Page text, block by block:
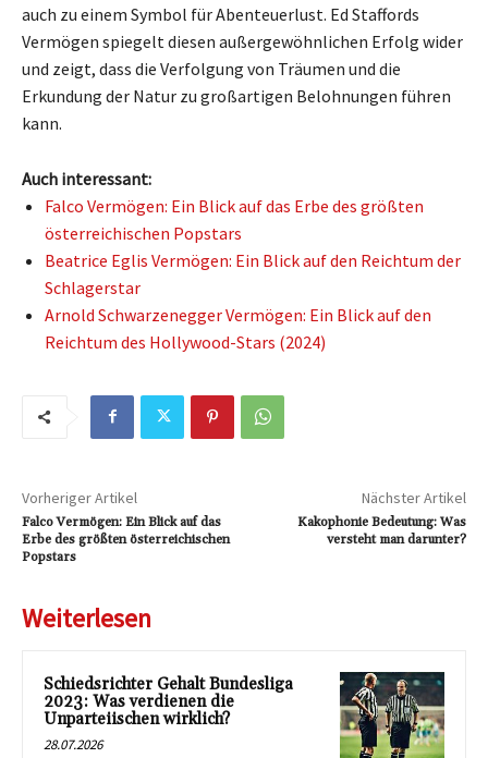
auch zu einem Symbol für Abenteuerlust. Ed Staffords
Vermögen spiegelt diesen außergewöhnlichen Erfolg wider
und zeigt, dass die Verfolgung von Träumen und die
Erkundung der Natur zu großartigen Belohnungen führen
kann.
Auch interessant:
Falco Vermögen: Ein Blick auf das Erbe des größten
österreichischen Popstars
Beatrice Eglis Vermögen: Ein Blick auf den Reichtum der
Schlagerstar
Arnold Schwarzenegger Vermögen: Ein Blick auf den
Reichtum des Hollywood-Stars (2024)
Vorheriger Artikel
Falco Vermögen: Ein Blick auf das
Erbe des größten österreichischen
Popstars
Nächster Artikel
Kakophonie Bedeutung: Was
versteht man darunter?
Weiterlesen
Schiedsrichter Gehalt Bundesliga
2023: Was verdienen die
Unparteiischen wirklich?
28.07.2026